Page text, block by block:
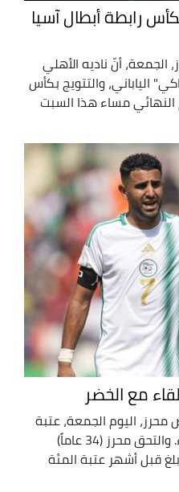
رابطة أبطال آسيا
أنّ ناديه الأهلي
الياباني، والتتويج بكأس
النهائي مساء هذا السبت
اليوم الجمعة، عتبة
المئة لقاء مع محاربي الصحراء. والتحق محرز (34 عاماً)
قبل أشهر عتبة المئة